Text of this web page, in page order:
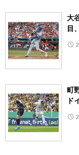
大
目
町
ド